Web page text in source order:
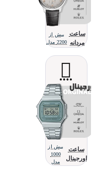
ساعت
مردانه
بیش از
2200 مدل
ساعت
اورجینال
بیش از
1000
مدل